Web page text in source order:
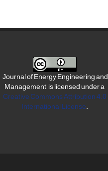
Journal of Energy Engineering and
Management is licensed under a
Creative Commons Attribution 4.0
International License.